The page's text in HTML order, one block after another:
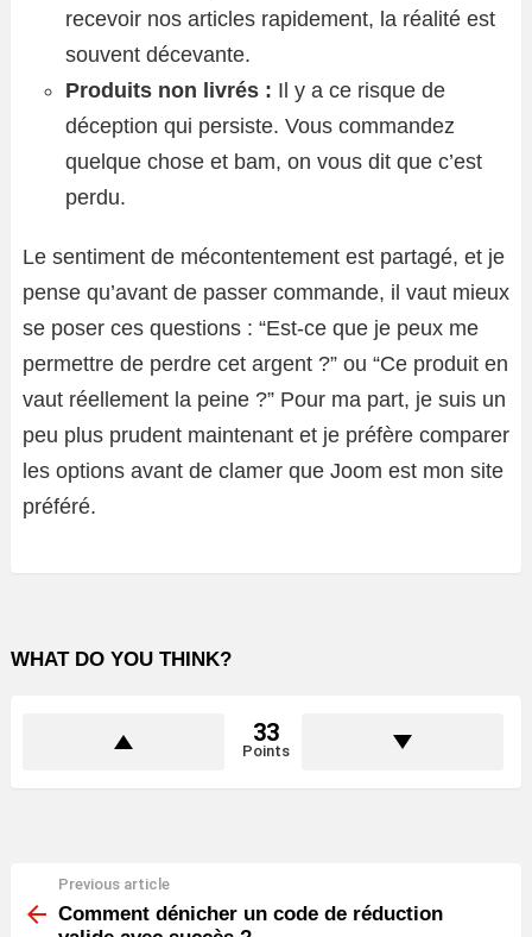
recevoir nos articles rapidement, la réalité est
souvent décevante.
Produits non livrés : Il y a ce risque de
déception qui persiste. Vous commandez
quelque chose et bam, on vous dit que c’est
perdu.
Le sentiment de mécontentement est partagé, et je
pense qu’avant de passer commande, il vaut mieux
se poser ces questions : “Est-ce que je peux me
permettre de perdre cet argent ?” ou “Ce produit en
vaut réellement la peine ?” Pour ma part, je suis un
peu plus prudent maintenant et je préfère comparer
les options avant de clamer que Joom est mon site
préféré.
WHAT DO YOU THINK?
33
Points
more
Previous article
Comment dénicher un code de réduction